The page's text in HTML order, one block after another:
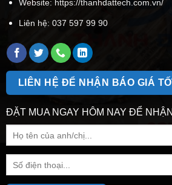
Website: https://thanhdattech.com.vn/
Liên hệ: 037 597 99 90
LIÊN HỆ ĐỂ NHẬN BÁO GIÁ
ĐẶT MUA NGAY HÔM NAY ĐỂ